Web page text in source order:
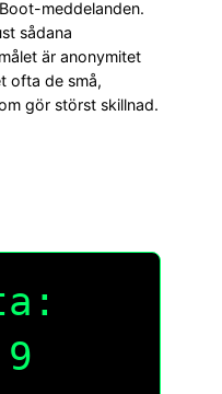
meddelanden.
sådana
är anonymitet
ofta de små,
gör störst skillnad.